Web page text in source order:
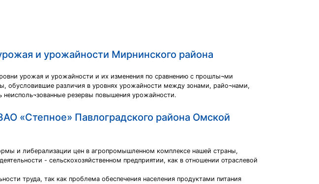
и урожайности Мирнинского района
урожая и урожайности и их изменения по сравнению с прошлы¬ми
обусловившие различия в уровнях урожайности между зонами, райо¬нами,
неисполь¬зованные резервы повышения урожайности.
«Степное» Павлоградского района Омской
и либерализации цен в агропромышленном комплексе нашей страны,
- сельскохозяйственном предприятии, как в отношении отраслевой
труда, так как проблема обеспечения населения продуктами питания